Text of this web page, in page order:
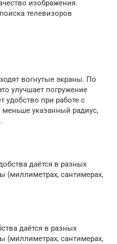
изображения.
телевизоров
вогнутые экраны. По
улучшает погружение
удобство при работе с
указанный радиус,
даётся в разных
(миллиметрах, сантимерах,
даётся в разных
(миллиметрах, сантимерах,